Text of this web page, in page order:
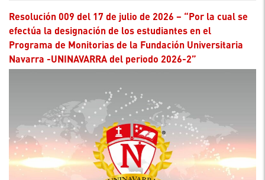
Resolución 009 del 17 de julio de 2026 – “Por la cual se
efectúa la designación de los estudiantes en el
Programa de Monitorias de la Fundación Universitaria
Navarra -UNINAVARRA del periodo 2026-2”